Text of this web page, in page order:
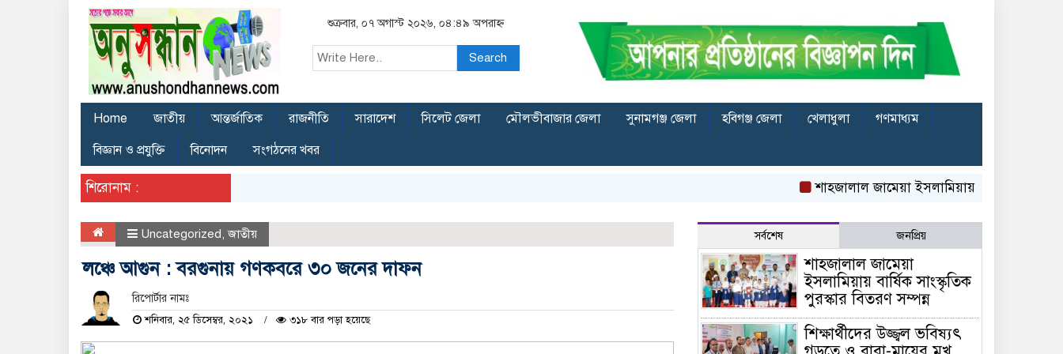
শুক্রবার, ০৭ অগাস্ট ২০২৬, ০৪:৪৯ অপরাহ্ন
Search
Home জাতীয় আন্তর্জাতিক রাজনীতি সারাদেশ সিলেট জেলা মৌলভীবাজার জেলা সুনামগঞ্জ জেলা হবিগঞ্জ জেলা খেলাধুলা
গণমাধ্যম
বিজ্ঞান ও প্রযুক্তি
বিনোদন সংগঠনের খবর
শিরোনাম : শাহজালাল জামেয়া ইসলামিয়ায় বার্ষিক সাংস্কৃতিক
Uncategorized,জাতীয়
লঞ্চে আগুন : বরগুনায় গণকবরে ৩০ জনের দাফন
রিপোর্টার নামঃ
শনিবার, ২৫ ডিসেম্বর, ২০২১ ৩১৮ বার পড়া হয়েছে
সর্বশেষ জনপ্রিয়
শাহজালাল জামেয়া
ইসলামিয়ায় বার্ষিক সাংস্কৃতিক
পুরস্কার বিতরণ সম্পন্ন
শিক্ষার্থীদের উজ্জ্বল ভবিষ্যৎ